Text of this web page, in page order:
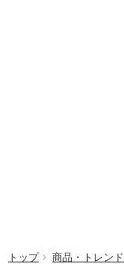
トップ 商品・トレンド